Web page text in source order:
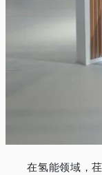
在氢能领域，荏